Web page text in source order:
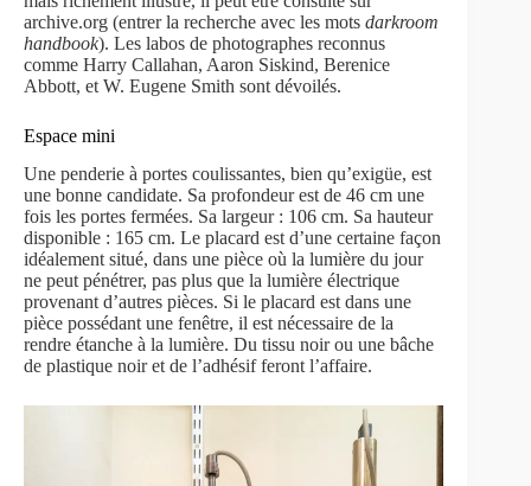
archive.org (entrer la recherche avec les mots darkroom
handbook). Les labos de photographes reconnus
comme Harry Callahan, Aaron Siskind, Berenice
Abbott, et W. Eugene Smith sont dévoilés.
Espace mini
Une penderie à portes coulissantes, bien qu’exigüe, est
une bonne candidate. Sa profondeur est de 46 cm une
fois les portes fermées. Sa largeur : 106 cm. Sa hauteur
disponible : 165 cm. Le placard est d’une certaine façon
idéalement situé, dans une pièce où la lumière du jour
ne peut pénétrer, pas plus que la lumière électrique
provenant d’autres pièces. Si le placard est dans une
pièce possédant une fenêtre, il est nécessaire de la
rendre étanche à la lumière. Du tissu noir ou une bâche
de plastique noir et de l’adhésif feront l’affaire.